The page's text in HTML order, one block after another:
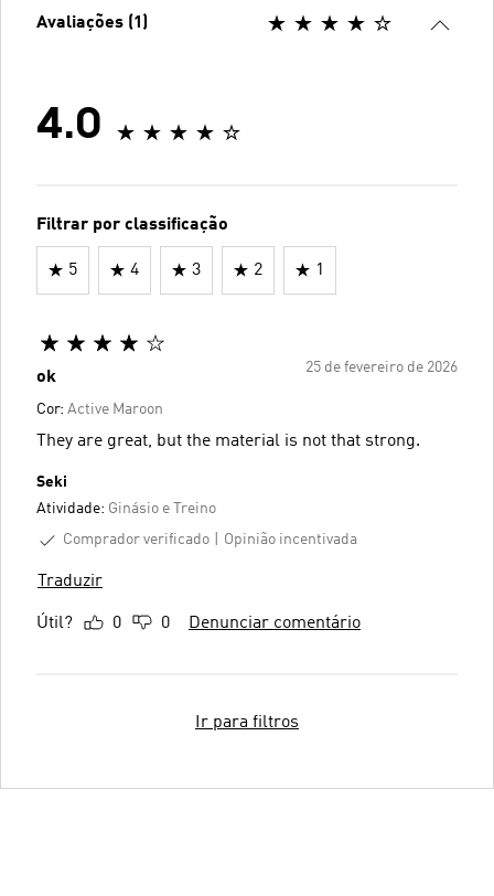
Avaliações (1)
4.0
Filtrar por classificação
5 4 3 2 1
25 de fevereiro de 2026
ok
Cor: Active Maroon
They are great, but the material is not that strong.
Seki
Atividade: Ginásio e Treino
Comprador verificado
Opinião incentivada
Traduzir
Útil? 0 0 Denunciar comentário
Ir para filtros